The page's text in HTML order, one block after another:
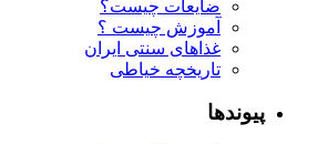
ضایعات چیست؟
آموزش چیست ؟
غذاهای سنتی ایران
تاریخچه خیاطی
پیوندها